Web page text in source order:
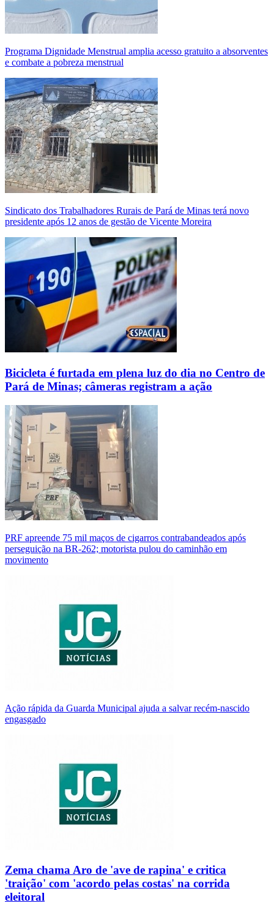
Programa Dignidade Menstrual amplia acesso gratuito a absorventes
e combate a pobreza menstrual
Sindicato dos Trabalhadores Rurais de Pará de Minas terá novo
presidente após 12 anos de gestão de Vicente Moreira
Bicicleta é furtada em plena luz do dia no Centro de
Pará de Minas; câmeras registram a ação
PRF apreende 75 mil maços de cigarros contrabandeados após
perseguição na BR-262; motorista pulou do caminhão em
movimento
Ação rápida da Guarda Municipal ajuda a salvar recém-nascido
engasgado
Zema chama Aro de 'ave de rapina' e critica
'traição' com 'acordo pelas costas' na corrida
eleitoral